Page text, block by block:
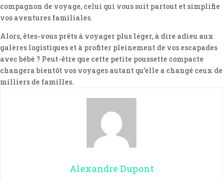
compagnon de voyage, celui qui vous suit partout et simplifie
vos aventures familiales.
Alors, êtes-vous prêts à voyager plus léger, à dire adieu aux
galères logistiques et à profiter pleinement de vos escapades
avec bébé ? Peut-être que cette petite poussette compacte
changera bientôt vos voyages autant qu’elle a changé ceux de
milliers de familles.
Alexandre Dupont